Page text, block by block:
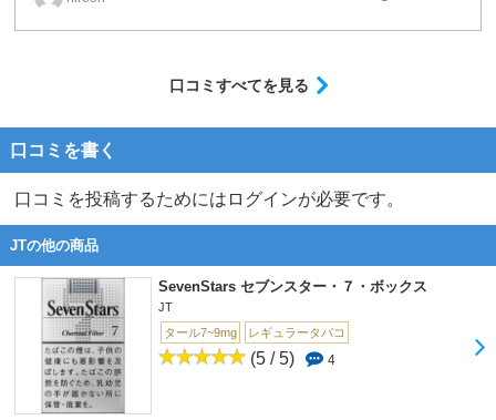
口コミすべてを見る
口コミを書く
口コミを投稿するためにはログインが必要です。
JTの他の商品
SevenStars セブンスター・７・ボックス
JT
タール7~9mg
レギュラータバコ
(5 / 5) 4